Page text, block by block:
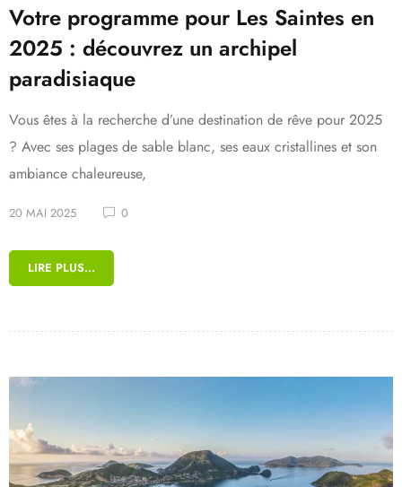
Votre programme pour Les Saintes en
2025 : découvrez un archipel
paradisiaque
Vous êtes à la recherche d’une destination de rêve pour 2025
? Avec ses plages de sable blanc, ses eaux cristallines et son
ambiance chaleureuse,
20 MAI 2025 0
LIRE PLUS...